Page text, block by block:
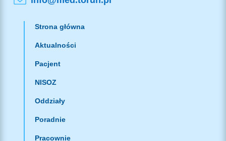
Strona główna
Aktualności
Pacjent
NISOZ
Oddziały
Poradnie
Pracownie